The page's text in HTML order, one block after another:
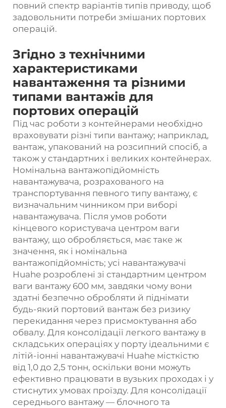
повний спектр варіантів типів приводу, щоб
задовольнити потреби змішаних портових
операцій.
Згідно з технічними
характеристиками
навантаження та різними
типами вантажів для
портових операцій
Під час роботи з контейнерами необхідно
враховувати різні типи вантажу; наприклад,
вантаж, упакований на розсипний спосіб, а
також у стандартних і великих контейнерах.
Номінальна вантажопідйомність
навантажувача, розрахованого на
транспортування певного типу вантажу, є
визначальним чинником при виборі
навантажувача. Після умов роботи
кінцевого користувача центром ваги
вантажу, що обробляється, має таке ж
значення, як і номінальна
вантажопідйомність; усі навантажувачі
Huahe розроблені зі стандартним центром
ваги вантажу 600 мм, завдяки чому вони
здатні безпечно обробляти й піднімати
будь-який портовий вантаж без ризику
перекидання через присмоктування або
обвалу. Для консолідації легкого вантажу в
складських операціях у порту ідеальними є
літій-іонні навантажувачі Huahe місткістю
від 1,0 до 2,5 тонн, оскільки вони можуть
ефективно працювати в вузьких проходах і у
стиснутих умовах проїзду. Для консолідації
середнього вантажу — блочного та